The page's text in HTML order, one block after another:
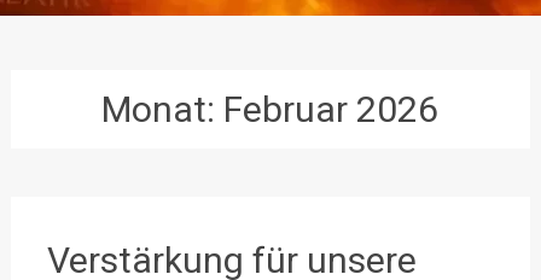
Monat: Februar 2026
Verstärkung für unsere